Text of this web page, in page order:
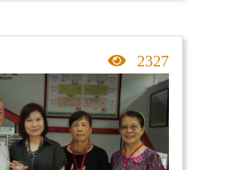
點擊率
2327